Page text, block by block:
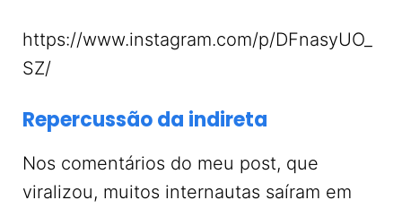
https://www.instagram.com/p/DFnasyUO_
SZ/
Repercussão da indireta
Nos comentários do meu post, que
viralizou, muitos internautas saíram em